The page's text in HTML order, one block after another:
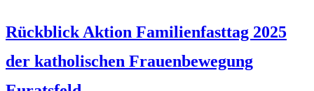
Rückblick Aktion Familienfasttag 2025
der katholischen Frauenbewegung